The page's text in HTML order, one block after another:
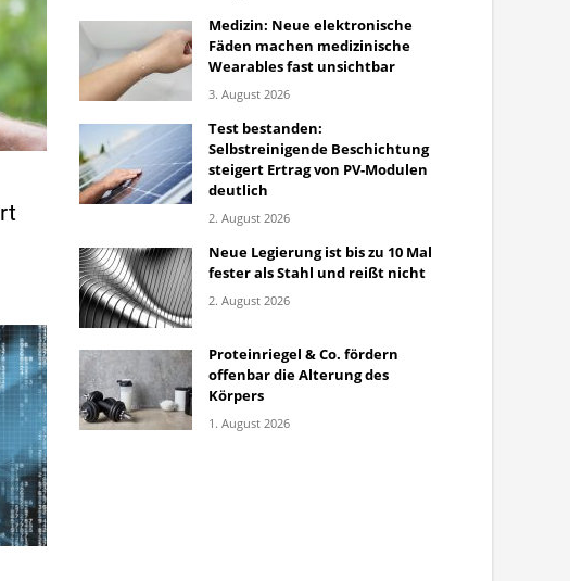
Medizin: Neue elektronische
Fäden machen medizinische
Wearables fast unsichtbar
3. August 2026
Test bestanden:
Selbstreinigende Beschichtung
steigert Ertrag von PV-Modulen
deutlich
2. August 2026
Neue Legierung ist bis zu 10 Mal
fester als Stahl und reißt nicht
2. August 2026
Proteinriegel & Co. fördern
offenbar die Alterung des
Körpers
1. August 2026